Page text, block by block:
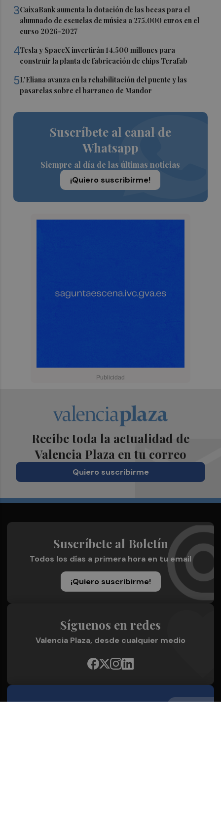
3CaixaBank aumenta la dotación de las becas para el
alumnado de escuelas de música a 275.000 euros en el
curso 2026-2027
4Tesla y SpaceX invertirán 14.500 millones para
construir la planta de fabricación de chips Terafab
5L'Eliana avanza en la rehabilitación del puente y las
pasarelas sobre el barranco de Mandor
Suscríbete al canal de
Whatsapp
Siempre al día de las últimas noticias
¡Quiero suscribirme!
Recibe toda la actualidad de
Valencia Plaza en tu correo
Quiero suscribirme
Suscríbete al Boletín
Todos los días a primera hora en tu email
¡Quiero suscribirme!
Síguenos en redes
Valencia Plaza, desde cualquier medio
Quienes Somos